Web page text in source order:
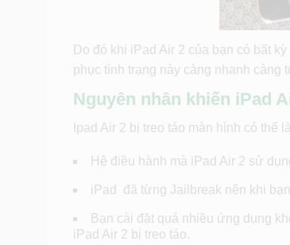
Do đó khi iPad Air 2 của bạn có bất
phục tình trạng này càng nhanh càng
Nguyên nhân khiến iPad
Ipad Air 2 bị treo táo màn hình có thể
Hệ điều hành mà iPad Air 2 sử
iPad đã từng Jailbreak nên khi
Bạn cài đặt quá nhiều ứng dụng
iPad Air 2 bị treo táo.